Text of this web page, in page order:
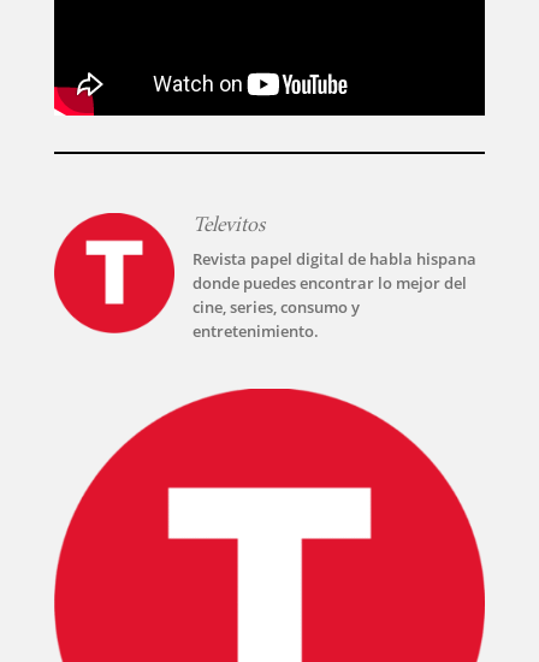
Televitos
Revista papel digital de habla hispana
donde puedes encontrar lo mejor del
cine, series, consumo y
entretenimiento.